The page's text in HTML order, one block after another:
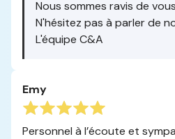
Nous sommes ravis de
N'hésitez pas à parler de
L'équipe C&A
Emy
Personnel à l’écoute et